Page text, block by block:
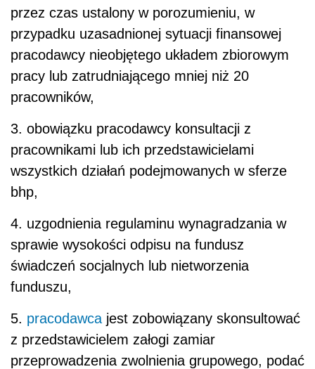
przez czas ustalony w porozumieniu, w
przypadku uzasadnionej sytuacji finansowej
pracodawcy nieobjętego układem zbiorowym
pracy lub zatrudniającego mniej niż 20
pracowników,
3. obowiązku pracodawcy konsultacji z
pracownikami lub ich przedstawicielami
wszystkich działań podejmowanych w sferze
bhp,
4. uzgodnienia regulaminu wynagradzania w
sprawie wysokości odpisu na fundusz
świadczeń socjalnych lub nietworzenia
funduszu,
5. pracodawca jest zobowiązany skonsultować
z przedstawicielem załogi zamiar
przeprowadzenia zwolnienia grupowego, podać